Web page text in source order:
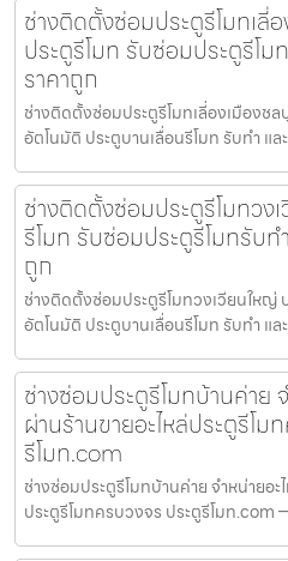
ช่างติดตั้งซ่อมประตูรีโมทเลี่
ประตูรีโมท รับซ่อมประตูรีโ
ราคาถูก
ช่างติดตั้งซ่อมประตูรีโมทเลี่องเมืองช
อัตโนมัติ ประตูบานเลื่อนรีโมท รับทำ แล
ช่างติดตั้งซ่อมประตูรีโมทว
รีโมท รับซ่อมประตูรีโมทรับท
ถูก
ช่างติดตั้งซ่อมประตูรีโมทวงเวียนใหญ่
อัตโนมัติ ประตูบานเลื่อนรีโมท รับทำ แล
ช่างซ่อมประตูรีโมทบ้านค่าย
ผ่านร้านขายอะไหล่ประตูรีโม
รีโมท.com
ช่างซ่อมประตูรีโมทบ้านค่าย จำหน่ายอะ
ประตูรีโมทครบวงจร ประตูรีโมท